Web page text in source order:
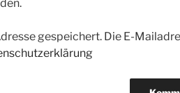
gespeichert. Die E-